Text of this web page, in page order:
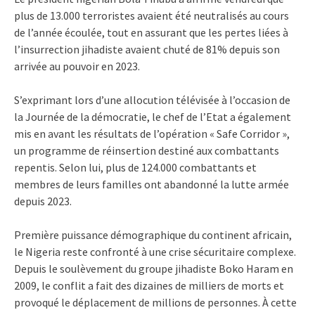
plus de 13.000 terroristes avaient été neutralisés au cours
de l’année écoulée, tout en assurant que les pertes liées à
l’insurrection jihadiste avaient chuté de 81% depuis son
arrivée au pouvoir en 2023.
S’exprimant lors d’une allocution télévisée à l’occasion de
la Journée de la démocratie, le chef de l’Etat a également
mis en avant les résultats de l’opération « Safe Corridor »,
un programme de réinsertion destiné aux combattants
repentis. Selon lui, plus de 124.000 combattants et
membres de leurs familles ont abandonné la lutte armée
depuis 2023.
Première puissance démographique du continent africain,
le Nigeria reste confronté à une crise sécuritaire complexe.
Depuis le soulèvement du groupe jihadiste Boko Haram en
2009, le conflit a fait des dizaines de milliers de morts et
provoqué le déplacement de millions de personnes. À cette